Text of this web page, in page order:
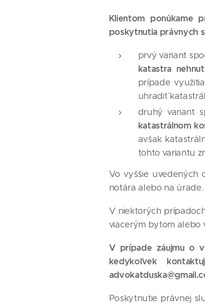
Klientom ponúkame
poskytnutia právnych
prvý variant
katastra
prípade
uhradiť
druhý variant
katastrálnom
avšak
tohto variantu
Vo vyššie uvedených
notára alebo na úrade.
V niektorých
viacerým bytom alebo
V prípade záujmu o
kedykoľvek
Poskytnutie právnej